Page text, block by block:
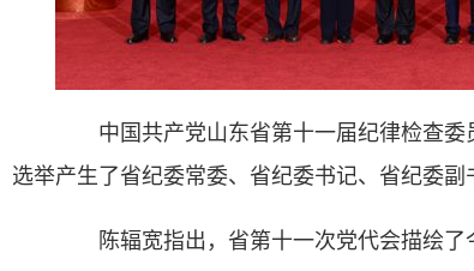
中国共产党山东省第十一届纪律检查委
选举产生了省纪委常委、省纪委书记、省纪委
陈辐宽指出，省第十一次党代会描绘了